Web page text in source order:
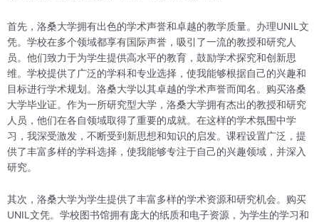
首先，洛桑大学拥有出色的学术声誉和卓越的教学质量。办理UNIL文
凭。学校在多个领域都享有国际声誉，吸引了一流的教授和研究人
员。他们致力于为学生提供高水平的教育，鼓励学术探究和创新思
维。学校提供了广泛的学科和专业选择，使我能够根据自己的兴趣和
目标进行学术规划。洛桑大学以其卓越的学术声誉而闻名。购买洛桑
大学毕业证。作为一所研究型大学，洛桑大学拥有杰出的教授和研究
人员，他们在各自领域取得了重要的成就。在这样的学术氛围中学
习，我深受激发，不断受到新思想和知识的启发。课程设置广泛，提
供了丰富多样的学科选择，使我能够专注于自己的兴趣领域，并深入
研究。
其次，洛桑大学为学生提供了丰富多样的学术资源和研究机会。购买
UNIL文凭。学校图书馆拥有庞大的纸质和电子资源，为学生的学习和